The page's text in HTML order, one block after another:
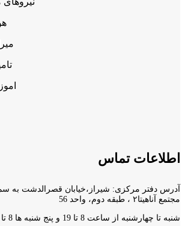
اطلاعات تماس
آدرس دفتر مرکزی: شیراز،خیابان قصرالدشت به
مجتمع آناهیتا۲ ، طبقه دوم، واحد 56
شنبه تا چهارشنبه از ساعت 8 تا 19 و پنج شنبه ها 8 تا 2 بعد از ظهر